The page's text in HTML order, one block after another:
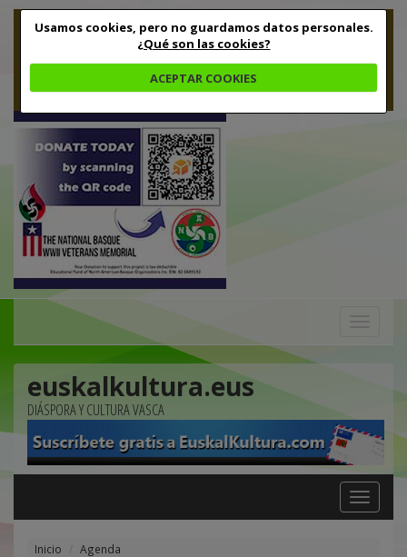
Usamos cookies, pero no guardamos datos personales.
¿Qué son las cookies?
ACEPTAR COOKIES
euskalkultura.eus
DIÁSPORA Y CULTURA VASCA
Toggle
navigation
Inicio Agenda